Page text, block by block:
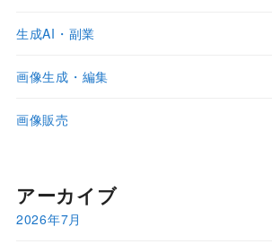
生成AI・副業
画像生成・編集
画像販売
アーカイブ
2026年7月